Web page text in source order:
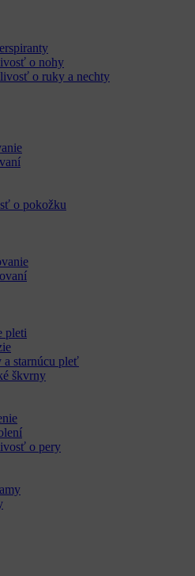
o nohy
o ruky a nechty
o pokožku
pleti
a starnúcu pleť
škvrny
o pery